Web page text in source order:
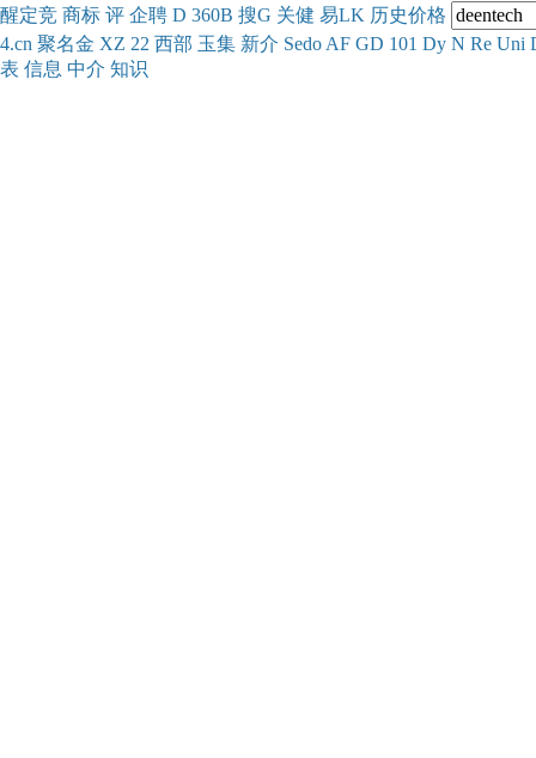
醒定竞 商标 评 企聘 D 360B 搜G 关健 易LK 历史价格
4.cn 聚名金 XZ 22 西部 玉集 新介 Sedo AF GD 101 Dy N Re Uni
表 信息 中介 知识